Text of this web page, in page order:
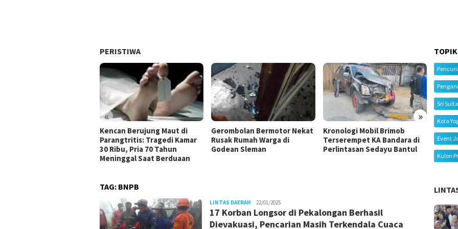
PERISTIWA
« »
Kencan Berujung Maut di
Parangtritis: Tragedi Kamar
30 Ribu, Pria 70 Tahun
Meninggal Saat Berduaan
Gerombolan Bermotor Nekat
Rusak Rumah Warga di
Godean Sleman
Kronologi Mobil Brimob
Terserempet KA Bandara di
Perlintasan Sedayu Bantul
Tiga
Ibu
TAG: BNPB
LINTAS DAERAH Juno
22/01/2025
17 Korban Longsor di Pekalongan Berhasil
Dievakuasi, Pencarian Masih Terkendala Cuaca
Sri
Kota
Event
Kulon